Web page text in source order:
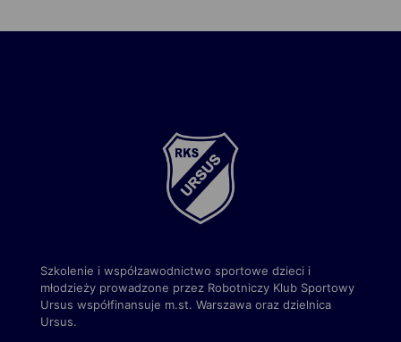
Szkolenie i współzawodnictwo sportowe dzieci i
młodzieży prowadzone przez Robotniczy Klub Sportowy
Ursus współfinansuje m.st. Warszawa oraz dzielnica
Ursus.